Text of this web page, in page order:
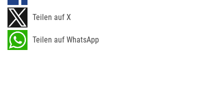
Teilen auf X
Teilen auf WhatsApp